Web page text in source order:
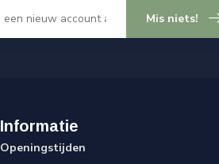
Mis niets!
Informatie
Openingstijden